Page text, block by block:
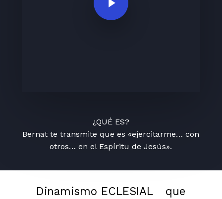
¿QUÉ ES?
Bernat te transmite que es «ejercitarme… con
otros… en el Espíritu de Jesús».
Dinamismo ECLESIAL
que